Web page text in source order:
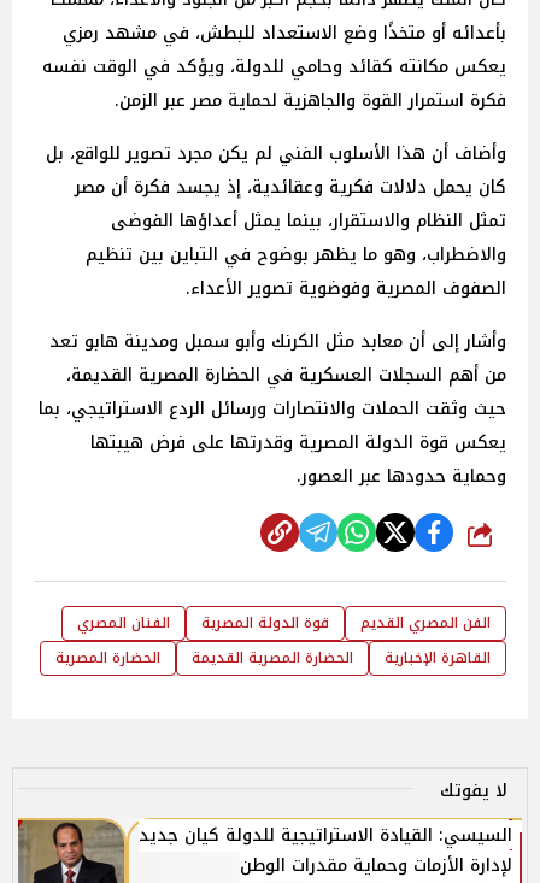
بأعدائه أو متخذًا وضع الاستعداد للبطش، في مشهد رمزي
يعكس مكانته كقائد وحامي للدولة، ويؤكد في الوقت نفسه
فكرة استمرار القوة والجاهزية لحماية مصر عبر الزمن.
وأضاف أن هذا الأسلوب الفني لم يكن مجرد تصوير للواقع، بل
كان يحمل دلالات فكرية وعقائدية، إذ يجسد فكرة أن مصر
تمثل النظام والاستقرار، بينما يمثل أعداؤها الفوضى
والاضطراب، وهو ما يظهر بوضوح في التباين بين تنظيم
الصفوف المصرية وفوضوية تصوير الأعداء.
وأشار إلى أن معابد مثل الكرنك وأبو سمبل ومدينة هابو تعد
من أهم السجلات العسكرية في الحضارة المصرية القديمة،
حيث وثقت الحملات والانتصارات ورسائل الردع الاستراتيجي، بما
يعكس قوة الدولة المصرية وقدرتها على فرض هيبتها
وحماية حدودها عبر العصور.
شارك
الفن المصري القديم قوة الدولة المصرية
الفنان المصري
القاهرة الإخبارية
الحضارة المصرية القديمة الحضارة المصرية
لا يفوتك
السيسي: القيادة الاستراتيجية للدولة كيان جديد
لإدارة الأزمات وحماية مقدرات الوطن